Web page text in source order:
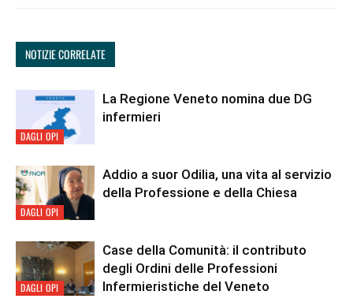
NOTIZIE CORRELATE
DAGLI OPI
La Regione Veneto nomina due DG
infermieri
DAGLI OPI
Addio a suor Odilia, una vita al servizio
della Professione e della Chiesa
DAGLI OPI
Case della Comunità: il contributo
degli Ordini delle Professioni
Infermieristiche del Veneto